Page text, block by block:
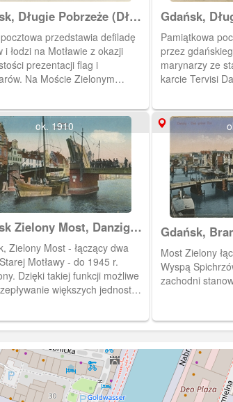
Długie Pobrzeże (Długi
przedstawia defiladę
i łodzi na Motławie z okazji
prezentacji flag i
Na Moście Zielonym
pływające.
Gdańsk,
Kapella
Pamiątkowa
przez
marynarzy ze
karcie Tervisi
ok. 1910
Zielony Most, Danzig
Brücke
Zielony Most - łączący dwa
Motławy - do 1945 r.
Dzięki takiej funkcji możliwe
większych jednostek,
przez ten most przebiegała
łącząca Główne
Gdańsk,
Zielony
Most Zielony
Wyspą
zachodni